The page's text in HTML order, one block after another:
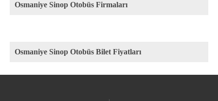
Osmaniye Sinop Otobüs Firmaları
Osmaniye Sinop Otobüs Bilet Fiyatları